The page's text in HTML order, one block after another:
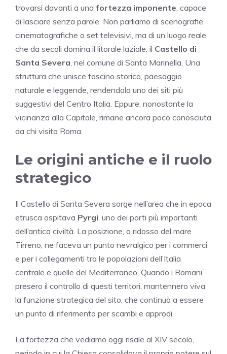
trovarsi davanti a una fortezza imponente, capace
di lasciare senza parole. Non parliamo di scenografie
cinematografiche o set televisivi, ma di un luogo reale
che da secoli domina il litorale laziale: il Castello di
Santa Severa, nel comune di Santa Marinella. Una
struttura che unisce fascino storico, paesaggio
naturale e leggende, rendendola uno dei siti più
suggestivi del Centro Italia. Eppure, nonostante la
vicinanza alla Capitale, rimane ancora poco conosciuta
da chi visita Roma.
Le origini antiche e il ruolo
strategico
Il Castello di Santa Severa sorge nell’area che in epoca
etrusca ospitava Pyrgi, uno dei porti più importanti
dell’antica civiltà. La posizione, a ridosso del mare
Tirreno, ne faceva un punto nevralgico per i commerci
e per i collegamenti tra le popolazioni dell’Italia
centrale e quelle del Mediterraneo. Quando i Romani
presero il controllo di questi territori, mantennero viva
la funzione strategica del sito, che continuò a essere
un punto di riferimento per scambi e approdi.
La fortezza che vediamo oggi risale al XIV secolo,